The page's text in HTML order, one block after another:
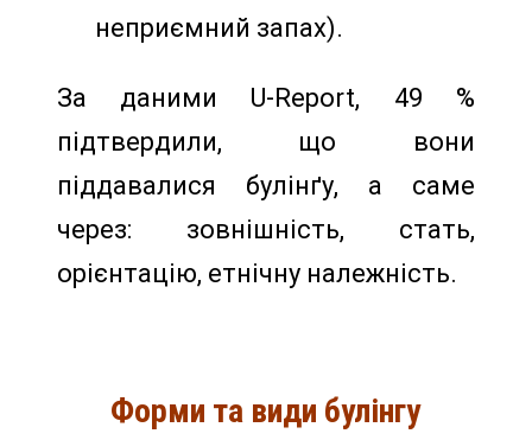
неприємний запах).
За даними U-Report, 49 %
підтвердили, що вони
піддавалися булінґу, а саме
через: зовнішність, стать,
орієнтацію, етнічну належність.
Форми та види булінгу